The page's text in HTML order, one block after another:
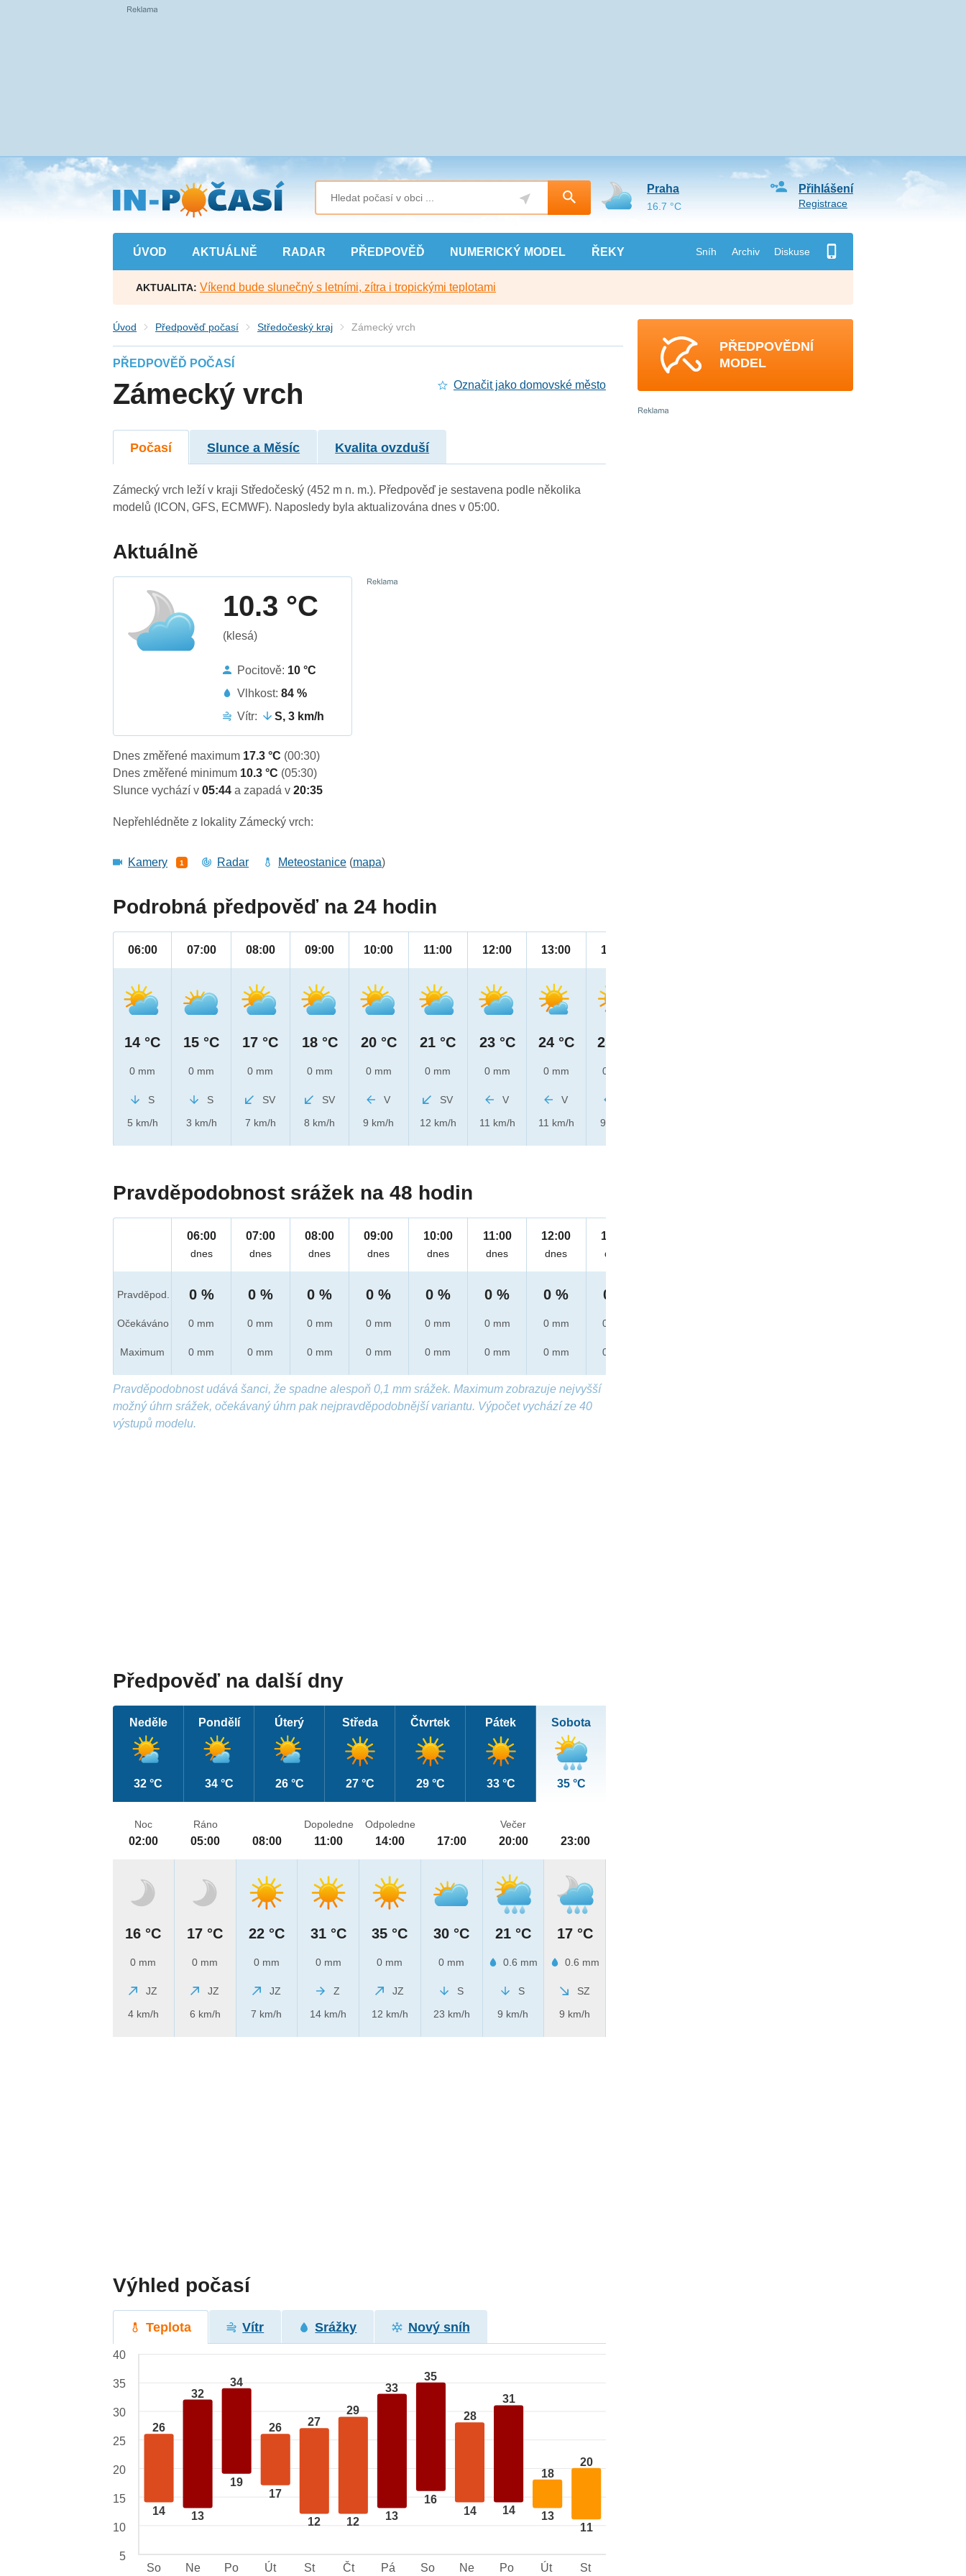
Přejít
na
hlavní
obsah
ÚVOD AKTUÁLNĚ RADAR PŘEDPOVĚĎ NUMERICKÝ MODEL ŘEKY Sníh Archiv Diskuse
Přihlášení
Registrace
Praha
16.7 °C
AKTUALITA: Víkend bude slunečný s letními, zítra i tropickými teplotami
Úvod Předpověď počasí Středočeský kraj Zámecký vrch
PŘEDPOVĚĎ POČASÍ
Zámecký vrch Označit jako domovské město
Počasí Slunce a Měsíc Kvalita ovzduší
Zámecký vrch leží v kraji Středočeský (452 m n. m.). Předpověď je sestavena podle několika
modelů (ICON, GFS, ECMWF). Naposledy byla aktualizována dnes v 05:00.
Aktuálně
10.3 °C
(klesá)
Pocitově: 10 °C
Vlhkost:84 %
Vítr:
S, 3 km/h
Dnes změřené maximum 17.3 °C (00:30)
Dnes změřené minimum 10.3 °C (05:30)
Slunce vychází v05:44a zapadá v20:35
Nepřehlédněte z lokality Zámecký vrch:
Kamery 1 Radar Meteostanice (mapa)
Podrobná předpověď na 24 hodin
06:00
14 °C
0 mm
S
5 km/h
07:00
15 °C
0 mm
S
3 km/h
08:00
17 °C
0 mm
SV
7 km/h
09:00
18 °C
0 mm
SV
8 km/h
10:00
20 °C
0 mm
V
9 km/h
11:00
21 °C
0 mm
SV
12 km/h
12:00
23 °C
0 mm
V
11 km/h
13:00
24 °C
0 mm
V
11 km/h
14:00
25 °C
0 mm
9 km/h
Pravděpodobnost srážek na 48 hodin
Pravděpod.
Očekáváno
Maximum
06:00
dnes
0 %
0 mm
0 mm
07:00
dnes
0 %
0 mm
0 mm
08:00
dnes
0 %
0 mm
0 mm
09:00
dnes
0 %
0 mm
0 mm
10:00
dnes
0 %
0 mm
0 mm
11:00
dnes
0 %
0 mm
0 mm
12:00
dnes
0 %
0 mm
0 mm
13:00
dnes
0 %
0 mm
0 mm
Pravděpodobnost udává šanci, že spadne alespoň 0,1 mm srážek. Maximum zobrazuje nejvyšší
možný úhrn srážek, očekávaný úhrn pak nejpravděpodobnější variantu. Výpočet vychází ze 40
výstupů modelu.
Předpověď na další dny
Neděle
32 °C
Pondělí
34 °C
Úterý
26 °C
Středa
27 °C
Čtvrtek
29 °C
Pátek
33 °C
Sobota
35 °C
Noc
02:00
16 °C
0 mm
JZ
4 km/h
Ráno
05:00
17 °C
0 mm
JZ
6 km/h
08:00
22 °C
0 mm
JZ
7 km/h
Dopoledne
11:00
31 °C
0 mm
Z
14 km/h
Odpoledne
14:00
35 °C
0 mm
JZ
12 km/h
17:00
30 °C
0 mm
S
23 km/h
Večer
20:00
21 °C
0.6 mm
S
9 km/h
23:00
17 °C
0.6 mm
SZ
9 km/h
Výhled počasí
Teplota Vítr Srážky Nový sníh
26
14
32
13
34
19
26
17
27
12
29
12
33
13
35
16
28
14
31
14
18
13
20
11
40
35
30
25
20
15
10
5
So
Ne Po Út St Čt Pá So Ne Po Út St
PŘEDPOVĚDNÍ
MODEL